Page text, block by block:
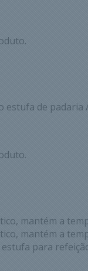
de padaria
mantém a
mantém a
para